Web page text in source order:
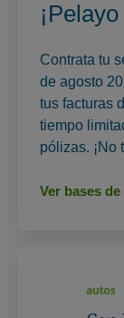
Contrata tu
de agosto
tus facturas
tiempo
pólizas. ¡No
Ver bases